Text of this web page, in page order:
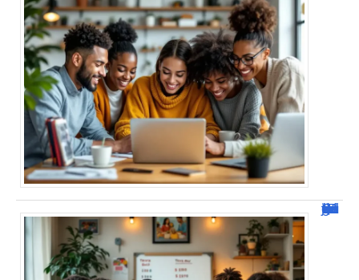
JetPunk : Quiz et jeux de culture générale